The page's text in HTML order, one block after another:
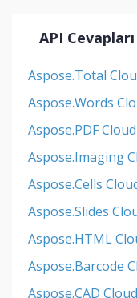
API
Aspose.Total
Aspose.Words
Aspose.PDF
Aspose.Imaging
Aspose.Cells
Aspose.Slides
Aspose.HTML
Aspose.Barcode
Aspose.CAD